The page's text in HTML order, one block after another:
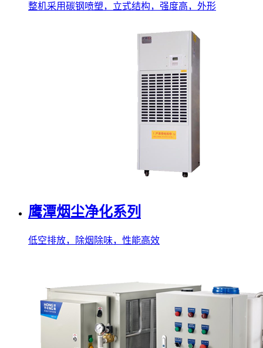
整机采用碳钢喷塑，立式结构，强度高，外形
鹰潭烟尘净化系列
低空排放，除烟除味，性能高效